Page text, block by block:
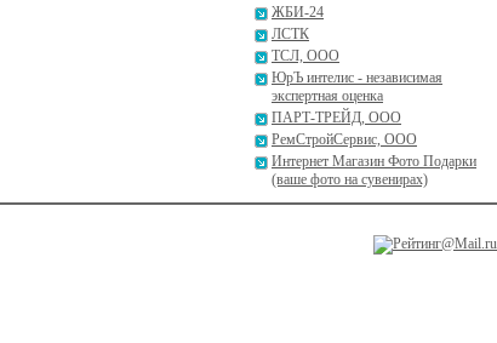
ЖБИ-24
ЛСТК
ТСЛ, ООО
ЮрЪ интелис - независимая
экспертная оценка
ПАРТ-ТРЕЙД, ООО
РемСтройСервис, ООО
Интернет Магазин Фото Подарки
(ваше фото на сувенирах)